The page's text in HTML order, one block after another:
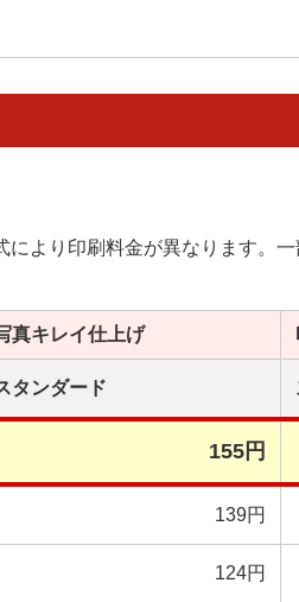
より印刷料金が異なります。
真キレイ仕上げ
タンダード
155円
139円
124円